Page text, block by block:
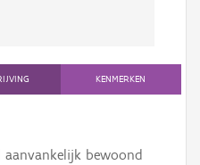
KENMERKEN
bewoond